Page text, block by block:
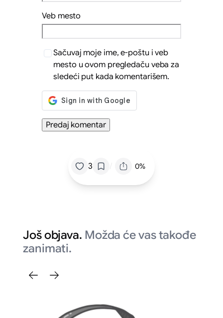
Veb mesto
Sačuvaj moje ime, e-poštu i veb
mesto u ovom pregledaču veba za
sledeći put kada komentarišem.
3 / 0%
Još objava. Možda će vas takođe
zanimati.